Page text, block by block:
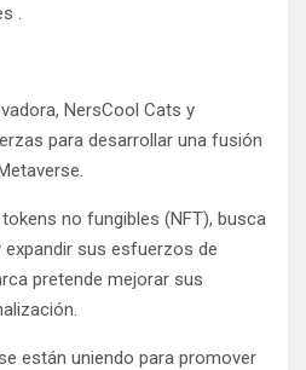
.
NersCool Cats y
para desarrollar una fusión
no fungibles (NFT), busca
sus esfuerzos de
pretende mejorar sus
están uniendo para promover